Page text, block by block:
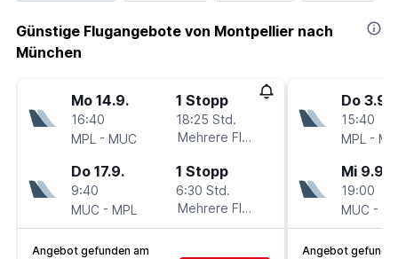
Günstige Flugangebote von Montpellier nach
München
Mo 14.9.
16:40
MPL - MUC
1 Stopp
18:25 Std.
Mehrere Fluglinien
Do 17.9.
9:40
MUC - MPL
1 Stopp
6:30 Std.
Mehrere Fluglinien
Angebot gefunden am
Do 3.9.
15:40
MPL -
Mi 9.9.
19:00
MUC -
Angebot